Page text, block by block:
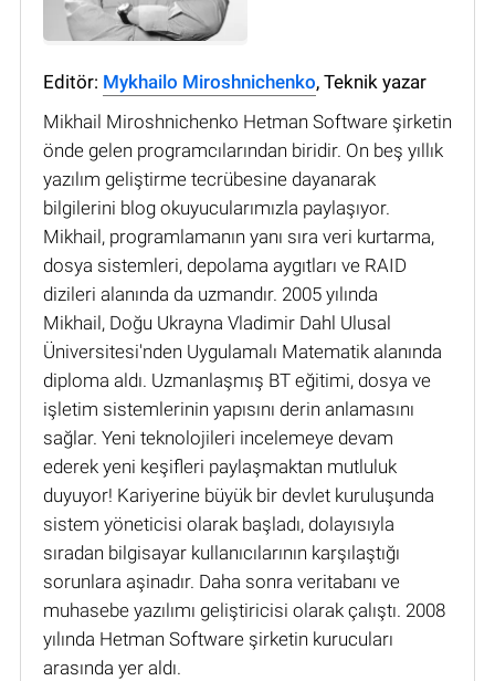
Editör: Mykhailo Miroshnichenko, Teknik yazar
Mikhail Miroshnichenko Hetman Software şirketin
önde gelen programcılarından biridir. On beş yıllık
yazılım geliştirme tecrübesine dayanarak
bilgilerini blog okuyucularımızla paylaşıyor.
Mikhail, programlamanın yanı sıra veri kurtarma,
dosya sistemleri, depolama aygıtları ve RAID
dizileri alanında da uzmandır. 2005 yılında
Mikhail, Doğu Ukrayna Vladimir Dahl Ulusal
Üniversitesi'nden Uygulamalı Matematik alanında
diploma aldı. Uzmanlaşmış BT eğitimi, dosya ve
işletim sistemlerinin yapısını derin anlamasını
sağlar. Yeni teknolojileri incelemeye devam
ederek yeni keşifleri paylaşmaktan mutluluk
duyuyor! Kariyerine büyük bir devlet kuruluşunda
sistem yöneticisi olarak başladı, dolayısıyla
sıradan bilgisayar kullanıcılarının karşılaştığı
sorunlara aşinadır. Daha sonra veritabanı ve
muhasebe yazılımı geliştiricisi olarak çalıştı. 2008
yılında Hetman Software şirketin kurucuları
arasında yer aldı.